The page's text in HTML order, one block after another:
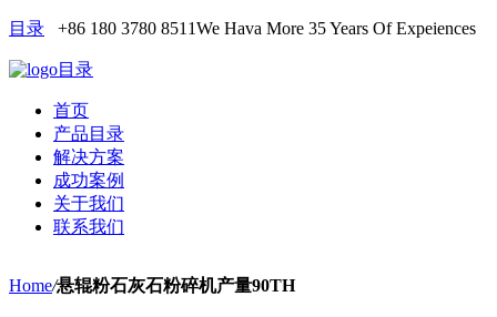
目录 +86 180 3780 8511We Hava More 35 Years Of Expeiences
目录
首页
产品目录
解决方案
成功案例
关于我们
联系我们
Home/悬辊粉石灰石粉碎机产量90TH